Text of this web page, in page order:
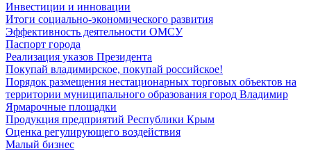
Инвестиции и инновации
Итоги социально-экономического развития
Эффективность деятельности ОМСУ
Паспорт города
Реализация указов Президента
Покупай владимирское, покупай российское!
Порядок размещения нестационарных торговых объектов на
территории муниципального образования город Владимир
Ярмарочные площадки
Продукция предприятий Республики Крым
Оценка регулирующего воздействия
Малый бизнес